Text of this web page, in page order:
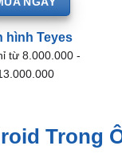
hình Teyes
từ 8.000.000 -
Trong